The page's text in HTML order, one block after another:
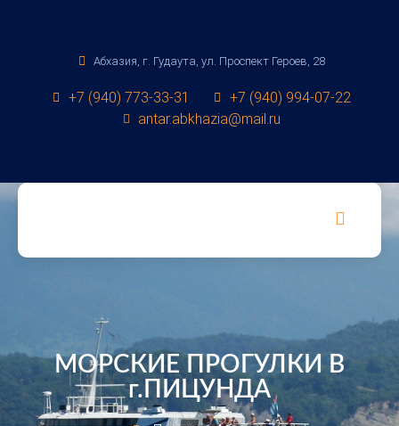
Абхазия, г. Гудаута, ул. Проспект Героев, 28
+7 (940) 773-33-31
+7 (940) 994-07-22
antar.abkhazia@mail.ru
МОРСКИЕ ПРОГУЛКИ В
г.ПИЦУНДА